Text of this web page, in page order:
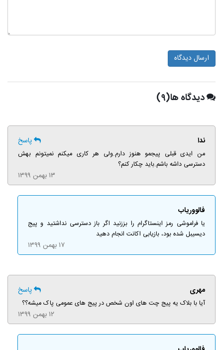
ارسال دیدگاه
دیدگاه ها(۹)
ندا پاسخ
من ایدی قبلی پیجمو هنوز دارم.ولی هر کاری میکنم نمیتونم بهش
دسترسی داشه باشم.باید چکار کنم؟
۱۳ بهمن ۱۳۹۹
فالووریاب
یا فراموشی رمز اینستاگرام را بززنید اگر باز دسترسی نداشتید و پیج
دیسیبل شده بود، بازیابی اکانت انجام دهید
۱۷ بهمن ۱۳۹۹
مهری پاسخ
آیا با بلاک یه پیج چت های اون شخص در پیج های عمومی پاک میشه؟؟
۱۲ بهمن ۱۳۹۹